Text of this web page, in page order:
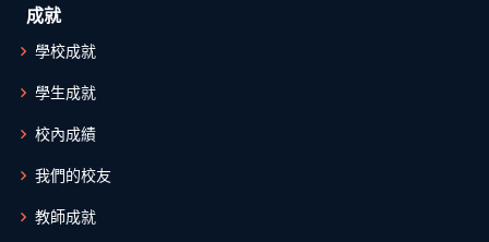
成就
學校成就
學生成就
校內成績
我們的校友
教師成就